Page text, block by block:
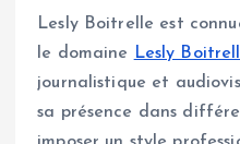
Lesly Boitrelle est
le domaine Lesly
journalistique et
sa présence dans